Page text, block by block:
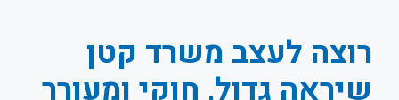
רוצה לעצב משרד קטן
שיראה גדול, חוקי ומעורר